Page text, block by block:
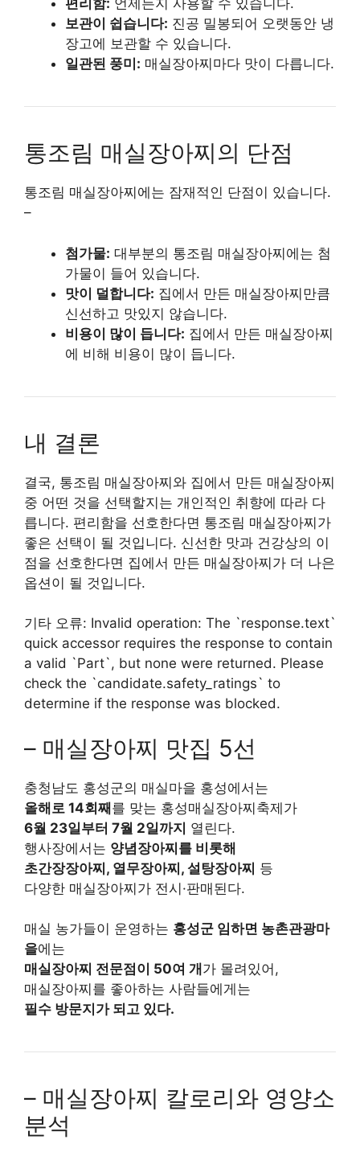
편리함: 언제든지 사용할 수 있습니다.
보관이 쉽습니다: 진공 밀봉되어 오랫동안 냉
장고에 보관할 수 있습니다.
일관된 풍미: 매실장아찌마다 맛이 다릅니다.
통조림 매실장아찌의 단점
통조림 매실장아찌에는 잠재적인 단점이 있습니다.
–
첨가물: 대부분의 통조림 매실장아찌에는 첨
가물이 들어 있습니다.
맛이 덜합니다: 집에서 만든 매실장아찌만큼
신선하고 맛있지 않습니다.
비용이 많이 듭니다: 집에서 만든 매실장아찌
에 비해 비용이 많이 듭니다.
내 결론
결국, 통조림 매실장아찌와 집에서 만든 매실장아찌
중 어떤 것을 선택할지는 개인적인 취향에 따라 다
릅니다. 편리함을 선호한다면 통조림 매실장아찌가
좋은 선택이 될 것입니다. 신선한 맛과 건강상의 이
점을 선호한다면 집에서 만든 매실장아찌가 더 나은
옵션이 될 것입니다.
기타 오류: Invalid operation: The `response.text`
quick accessor requires the response to contain
a valid `Part`, but none were returned. Please
check the `candidate.safety_ratings` to
determine if the response was blocked.
– 매실장아찌 맛집 5선
충청남도 홍성군의 매실마을 홍성에서는
올해로 14회째를 맞는 홍성매실장아찌축제가
6월 23일부터 7월 2일까지 열린다.
행사장에서는 양념장아찌를 비롯해
초간장장아찌, 열무장아찌, 설탕장아찌 등
다양한 매실장아찌가 전시·판매된다.
매실 농가들이 운영하는 홍성군 임하면 농촌관광마
을에는
매실장아찌 전문점이 50여 개 가 몰려있어,
매실장아찌를 좋아하는 사람들에게는
필수 방문지가 되고 있다.
– 매실장아찌 칼로리와 영양소
분석